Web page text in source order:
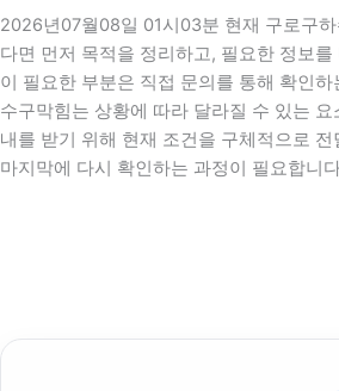
2026년07월08일 01시03분 현재 구로구
다면 먼저 목적을 정리하고, 필요한 정보
이 필요한 부분은 직접 문의를 통해 확인
수구막힘는 상황에 따라 달라질 수 있는
내를 받기 위해 현재 조건을 구체적으로
마지막에 다시 확인하는 과정이 필요합니